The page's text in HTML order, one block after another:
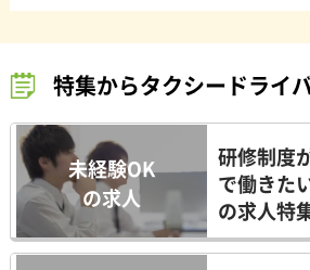
特集からタクシードライ
未経験OK
の求人
研修制度
で働きた
の求人特